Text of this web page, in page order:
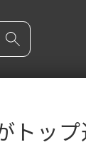
ッ